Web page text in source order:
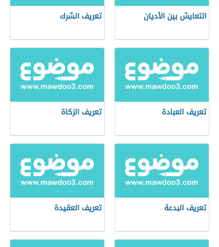
التعايش بين الأديان تعريف الشرك
تعريف العبادة تعريف الزكاة
تعريف البدعة تعريف العقيدة